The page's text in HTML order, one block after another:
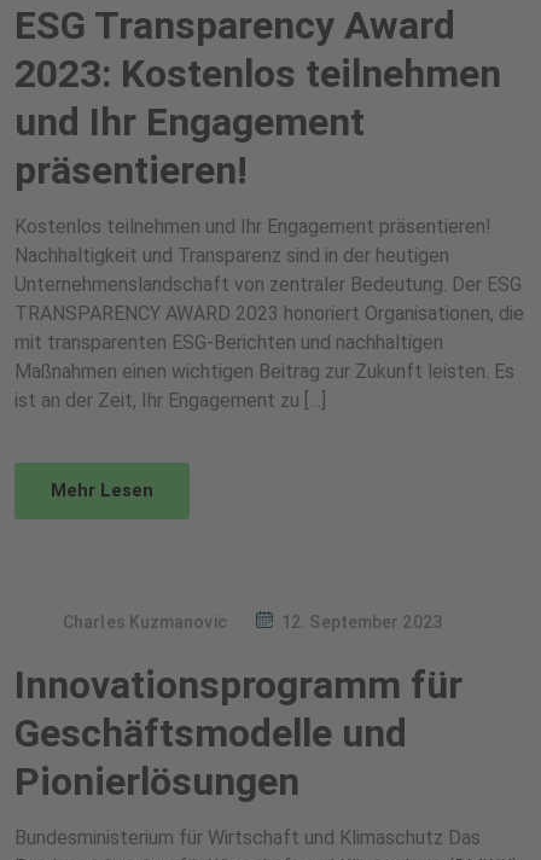
ESG Transparency Award
2023: Kostenlos teilnehmen
und Ihr Engagement
präsentieren!
Kostenlos teilnehmen und Ihr Engagement präsentieren!
Nachhaltigkeit und Transparenz sind in der heutigen
Unternehmenslandschaft von zentraler Bedeutung. Der ESG
TRANSPARENCY AWARD 2023 honoriert Organisationen, die
mit transparenten ESG-Berichten und nachhaltigen
Maßnahmen einen wichtigen Beitrag zur Zukunft leisten. Es
ist an der Zeit, Ihr Engagement zu […]
Mehr Lesen
Charles Kuzmanovic 12. September 2023
Innovationsprogramm für
Geschäftsmodelle und
Pionierlösungen
Bundesministerium für Wirtschaft und Klimaschutz Das